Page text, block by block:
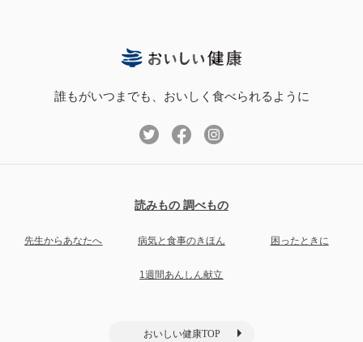
誰もがいつまでも、おいしく食べられるように
読みもの 調べもの
先生からあなたへ 病気と食事のきほん 困ったときに
1週間あんしん献立
おいしい健康TOP